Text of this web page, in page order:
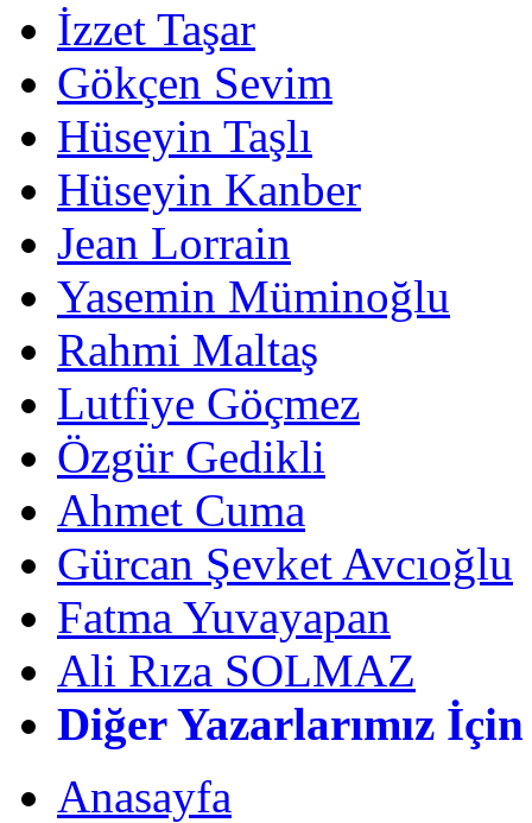
İzzet Taşar
Gökçen Sevim
Hüseyin Taşlı
Hüseyin Kanber
Jean Lorrain
Yasemin Müminoğlu
Rahmi Maltaş
Lutfiye Göçmez
Özgür Gedikli
Ahmet Cuma
Gürcan Şevket Avcıoğlu
Fatma Yuvayapan
Ali Rıza SOLMAZ
Diğer Yazarlarımız İçin
Anasayfa